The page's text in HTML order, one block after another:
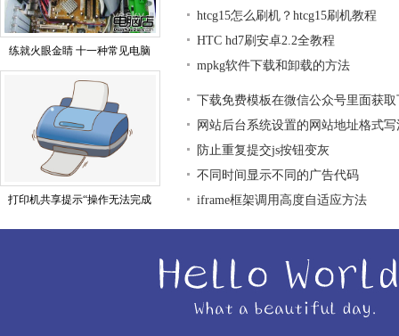
练就火眼金睛 十一种常见电脑
打印机共享提示“操作无法完成
htcg15怎么刷机？htcg15刷机教程
HTC hd7刷安卓2.2全教程
mpkg软件下载和卸载的方法
下载免费模板在微信公众号里面获
网站后台系统设置的网站地址格式写
防止重复提交js按钮变灰
不同时间显示不同的广告代码
iframe框架调用高度自适应方法